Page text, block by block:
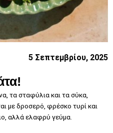
5 Σεπτεμβρίου, 2025
τα σταφύλια και τα σύκα,
με δροσερό, φρέσκο τυρί και
αλλά ελαφρύ γεύμα.